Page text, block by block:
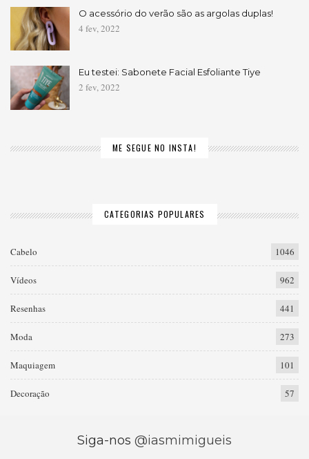
O acessório do verão são as argolas duplas!
4 fev, 2022
Eu testei: Sabonete Facial Esfoliante Tiye
2 fev, 2022
ME SEGUE NO INSTA!
CATEGORIAS POPULARES
Cabelo 1046
Vídeos 962
Resenhas 441
Moda 273
Maquiagem 101
Decoração 57
Siga-nos @iasmimigueis